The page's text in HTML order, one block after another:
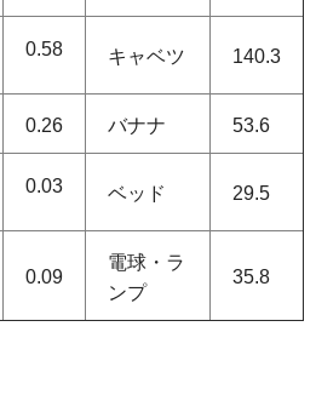
0.58 キャベツ 140.3
0.26 バナナ 53.6
0.03 ベッド 29.5
0.09
電球・ラ
ンプ
35.8